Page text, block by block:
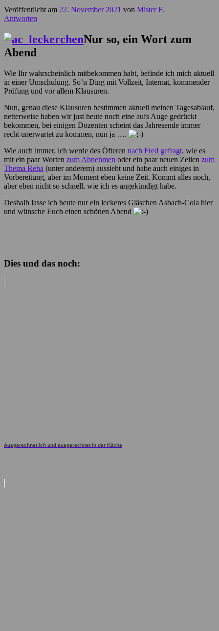
Veröffentlicht am 22. November 2021 von Mister F.
Antworten
Nur so, ein Wort zum
Abend
Wie Ihr wahrscheinlich mitbekommen habt, befinde ich mich aktuell
in einer Umschulung. So’n Ding mit Vollzeit, Internat, kommender
Prüfung und vor allem Klausuren.
Nun, genau diese Klausuren bestimmen aktuell meinen Tagesablauf,
netterweise haben wir just heute noch eine aufs Auge gedrückt
bekommen, bei einigen Dozenten scheint das Jahresende immer
recht unerwartet zu kommen, nun ja ….
Wie auch immer, ich werde des Öfteren nach Fred gefragt, wie es
mit ein paar Worten zum Abnehmen oder ein paar neuen Zeilen zum
Thema Reha (unter anderem) aussieht und habe auch einiges in
Vorbereitung, aber im Moment eben keine Zeit. Kommt alles noch,
aber eben nicht so schnell, wie ich es angekündigt habe.
Deshalb lasse ich heute nur ein leckeres Gläschen Asbach-Cola hier
und wünsche Euch einen schönen Abend
Dies und das noch:
Ausgerechnet ich und ausgerechnet in der Küche